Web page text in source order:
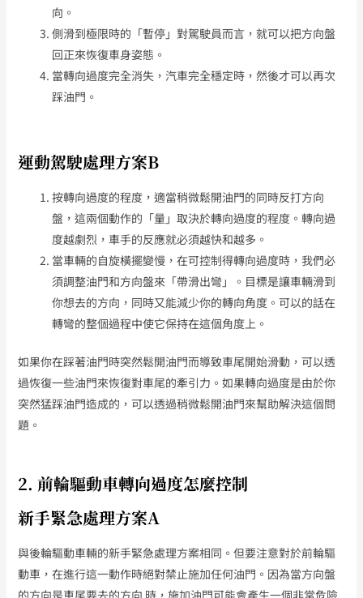
向。
側滑到極限時的「暫停」對駕駛員而言，就可以把方向盤
回正來恢復車身姿態。
當轉向過度完全消失，汽車完全穩定時，然後才可以再次
踩油門。
運動駕駛處理方案B
按轉向過度的程度，適當稍微鬆開油門的同時反打方向
盤，這兩個動作的「量」取決於轉向過度的程度。轉向過
度越劇烈，車手的反應就必須越快和越多。
當車輛的自旋橫擺變慢，在可控制得轉向過度時，我們必
須調整油門和方向盤來「帶滑出彎」。目標是讓車輛滑到
你想去的方向，同時又能減少你的轉向角度。可以的話在
轉彎的整個過程中使它保持在這個角度上。
如果你在踩著油門時突然鬆開油門而導致車尾開始滑動，可以透
過恢復一些油門來恢復對車尾的牽引力。如果轉向過度是由於你
突然猛踩油門造成的，可以透過稍微鬆開油門來幫助解決這個問
題。
2. 前輪驅動車轉向過度怎麼控制
新手緊急處理方案A
與後輪驅動車輛的新手緊急處理方案相同。但要注意對於前輪驅
動車，在進行這一動作時絕對禁止施加任何油門。因為當方向盤